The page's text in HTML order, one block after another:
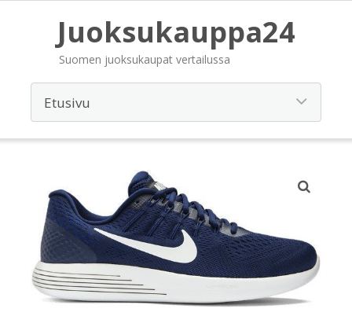
Juoksukauppa24
Suomen juoksukaupat vertailussa